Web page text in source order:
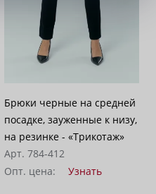
Брюки черные на средней
посадке, зауженные к низу,
на резинке - «Трикотаж»
Арт. 784-412
Опт. цена:
Узнать